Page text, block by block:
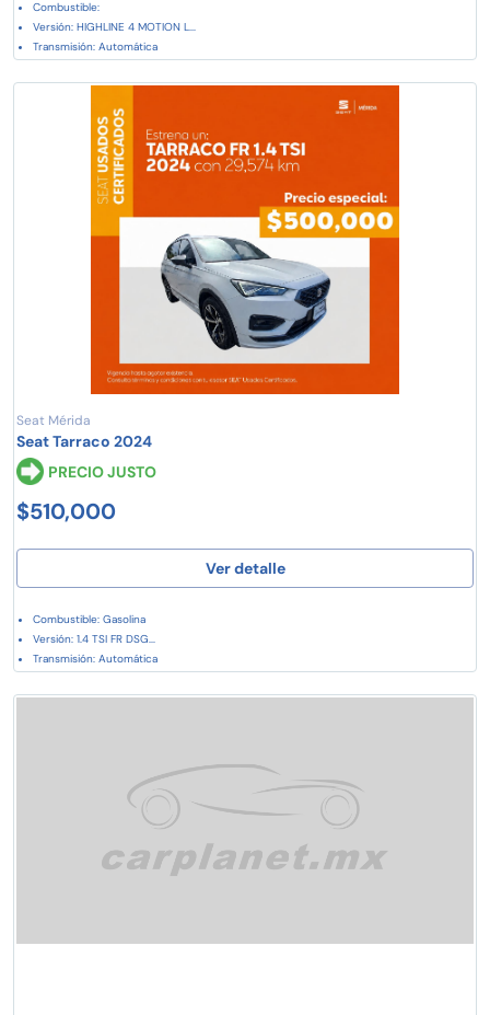
Combustible:
Versión: HIGHLINE 4 MOTION L...
Transmisión: Automática
Seat Mérida
Seat Tarraco 2024
PRECIO JUSTO
$510,000
Ver detalle
Combustible: Gasolina
Versión: 1.4 TSI FR DSG...
Transmisión: Automática